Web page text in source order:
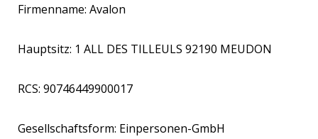
Firmenname: Avalon
Hauptsitz: 1 ALL DES TILLEULS 92190 MEUDON
RCS: 90746449900017
Gesellschaftsform: Einpersonen-GmbH